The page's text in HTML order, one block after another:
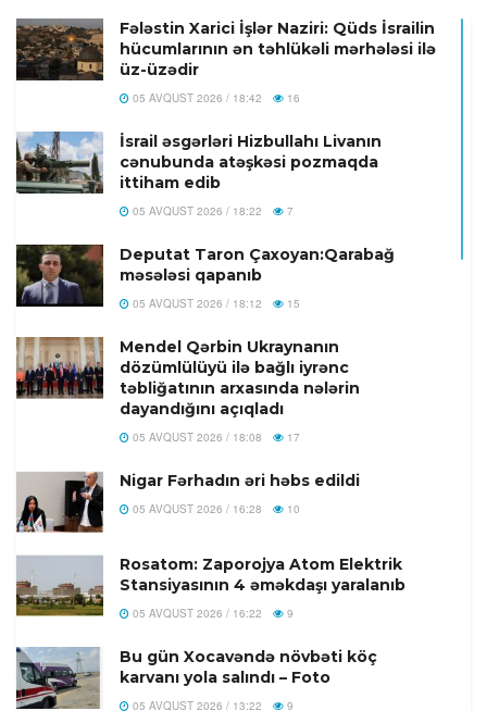
Fələstin Xarici İşlər Naziri: Qüds İsrailin
hücumlarının ən təhlükəli mərhələsi ilə
üz-üzədir
05 AVQUST 2026 / 18:42 16
İsrail əsgərləri Hizbullahı Livanın
cənubunda atəşkəsi pozmaqda
ittiham edib
05 AVQUST 2026 / 18:22 7
Deputat Taron Çaxoyan:Qarabağ
məsələsi qapanıb
05 AVQUST 2026 / 18:12 15
Mendel Qərbin Ukraynanın
dözümlülüyü ilə bağlı iyrənc
təbliğatının arxasında nələrin
dayandığını açıqladı
05 AVQUST 2026 / 18:08 17
Nigar Fərhadın əri həbs edildi
05 AVQUST 2026 / 16:28 10
Rosatom: Zaporojya Atom Elektrik
Stansiyasının 4 əməkdaşı yaralanıb
05 AVQUST 2026 / 16:22 9
Bu gün Xocavəndə növbəti köç
karvanı yola salındı – Foto
05 AVQUST 2026 / 13:22 9